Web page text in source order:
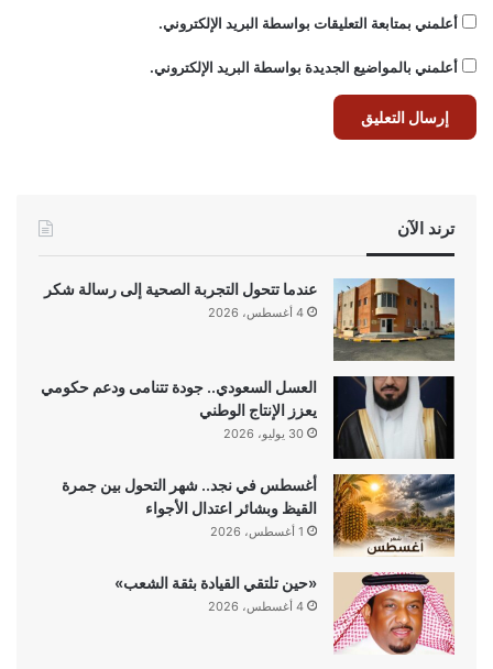
أعلمني بمتابعة التعليقات بواسطة البريد الإلكتروني.
أعلمني بالمواضيع الجديدة بواسطة البريد الإلكتروني.
ترند الآن
عندما تتحول التجربة الصحية إلى رسالة شكر
4 أغسطس، 2026
العسل السعودي.. جودة تتنامى ودعم حكومي
يعزز الإنتاج الوطني
30 يوليو، 2026
أغسطس في نجد.. شهر التحول بين جمرة
القيظ وبشائر اعتدال الأجواء
1 أغسطس، 2026
«حين تلتقي القيادة بثقة الشعب»
4 أغسطس، 2026